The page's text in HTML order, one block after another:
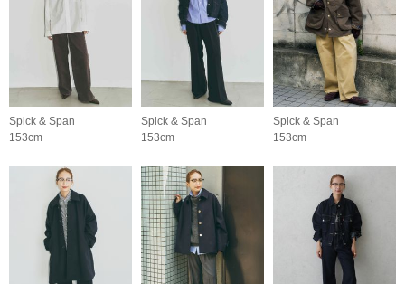
Spick & Span
153cm
Spick & Span
153cm
Spick & Span
153cm